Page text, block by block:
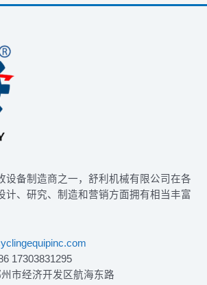
设备制造商之一，舒利机械有限公司在各
计、研究、制造和营销方面拥有相当丰富
17303831295
市经济开发区航海东路